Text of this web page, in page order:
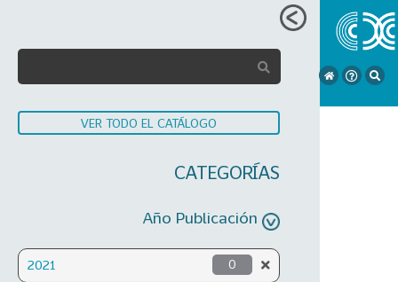
VER TODO EL CATÁLOGO
CATEGORÍAS
Año Publicación
2021 0